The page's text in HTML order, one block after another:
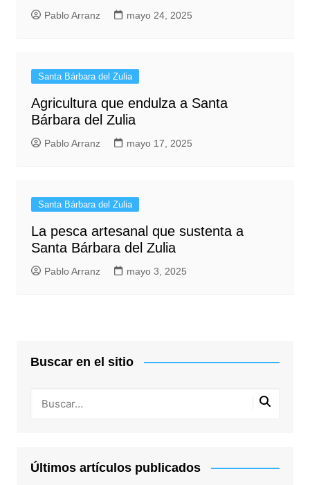
Pablo Arranz mayo 24, 2025
Santa Bárbara del Zulia
Agricultura que endulza a Santa
Bárbara del Zulia
Pablo Arranz mayo 17, 2025
Santa Bárbara del Zulia
La pesca artesanal que sustenta a
Santa Bárbara del Zulia
Pablo Arranz mayo 3, 2025
Buscar en el sitio
Últimos artículos publicados